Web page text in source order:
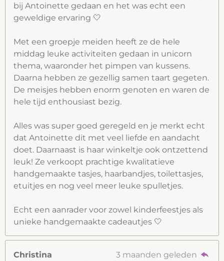
k
a
m
p
bij Antoinette gedaan en het was echt een
geweldige ervaring 🤍
Met een groepje meiden heeft ze de hele
middag leuke activiteiten gedaan in unicorn
thema, waaronder het pimpen van kussens.
Daarna hebben ze gezellig samen taart gegeten.
De meisjes hebben enorm genoten en waren de
hele tijd enthousiast bezig.
Alles was super goed geregeld en je merkt echt
dat Antoinette dit met veel liefde en aandacht
doet. Daarnaast is haar winkeltje ook ontzettend
leuk! Ze verkoopt prachtige kwalitatieve
handgemaakte tasjes, haarbandjes, toilettasjes,
etuitjes en nog veel meer leuke spulletjes.
Echt een aanrader voor zowel kinderfeestjes als
unieke handgemaakte cadeautjes 🤍
Christina
3 maanden geleden